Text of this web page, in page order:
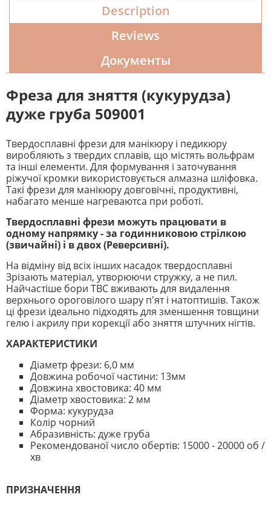
Description
Reviews
Документы
Фреза для зняття (кукурудза)
дуже груба 509001
Твердосплавні фрези для манікюру і педикюру
виробляють з твердих сплавів, що містять вольфрам
та інші елементи. Для формування і заточування
ріжучої кромки використовується алмазна шліфовка.
Такі фрези для манікюру довговічні, продуктивні,
набагато менше нагреваютса при роботі.
Твердосплавні фрези можуть працювати в
одному напрямку - за годинниковою стрілкою
(звичайні) і в двох (Реверсивні).
На відміну від всіх інших насадок твердосплавні
Зрізають матеріал, утворюючи стружку, а не пил.
Найчастіше бори ТВС вживають для видалення
верхнього ороговілого шару п'ят і натоптишів. Також
ці фрези ідеально підходять для зменшення товщини
гелю і акрилу при корекції або зняття штучних нігтів.
ХАРАКТЕРИСТИКИ
Діаметр фрези: 6,0 мм
Довжина робочої частини: 13мм
Довжина хвостовика: 40 мм
Діаметр хвостовика: 2 мм
Форма: кукурудза
Колір чорний
Абразивність: дуже груба
Рекомендованої число обертів: 15000 - 20000 об /
хв
ПРИЗНАЧЕННЯ